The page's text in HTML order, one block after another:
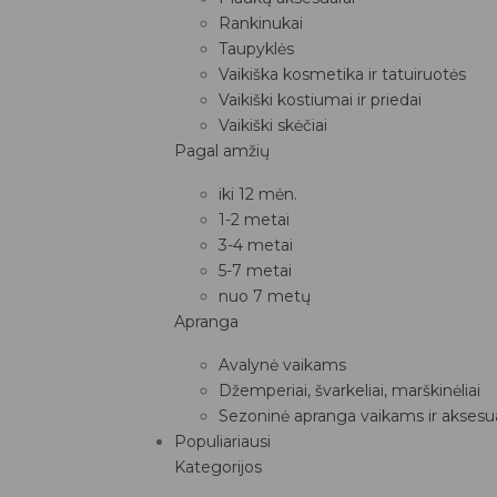
Rankinukai
Taupyklės
Vaikiška kosmetika ir tatuiruotės
Vaikiški kostiumai ir priedai
Vaikiški skėčiai
Pagal amžių
iki 12 mėn.
1-2 metai
3-4 metai
5-7 metai
nuo 7 metų
Apranga
Avalynė vaikams
Džemperiai, švarkeliai, marškinėliai
Sezoninė apranga vaikams ir
Populiariausi
Kategorijos